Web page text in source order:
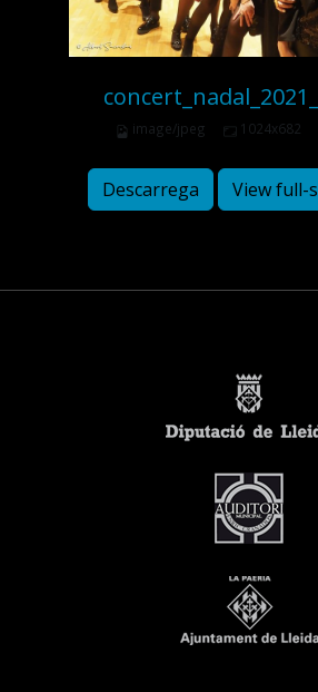
image/jpeg 1024x682
Descarrega View full-